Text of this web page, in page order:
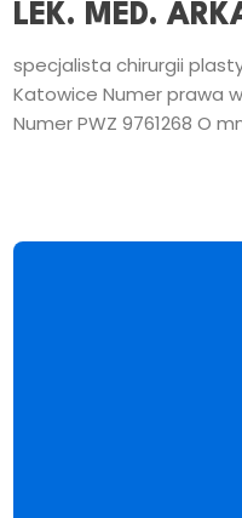
LEK. MED.
specjalista chirurgii
Katowice Numer prawa
Numer PWZ 9761268 O